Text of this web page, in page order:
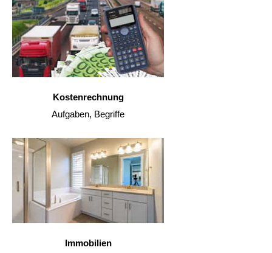
Kostenrechnung
Aufgaben, Begriffe
Immobilien